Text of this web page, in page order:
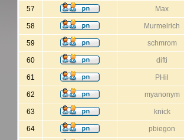
57 Max
58 Murmelrich
59 schmrom
60 difti
61 PHil
62 myanonym
63 knick
64 pbiegon